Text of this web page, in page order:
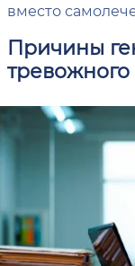
вместо
Причины
тревожного